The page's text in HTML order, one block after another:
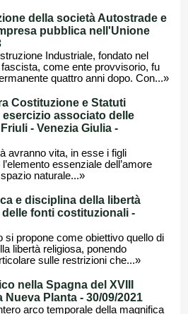
della società Autostrade e
pubblica nell'Unione
Industriale, fondato nel
come ente provvisorio, fu
quattro anni dopo. Con...»
Costituzione e Statuti
associato delle
- Venezia Giulia -
avranno vita, in esse i figli
essenziale dell’amore
naturale...»
e disciplina della libertà
fonti costituzionali -
si propone come obiettivo quello di
libertà religiosa, ponendo
sulle restrizioni che...»
nella Spagna del XVIII
Planta - 30/09/2021
arco temporale della magnifica